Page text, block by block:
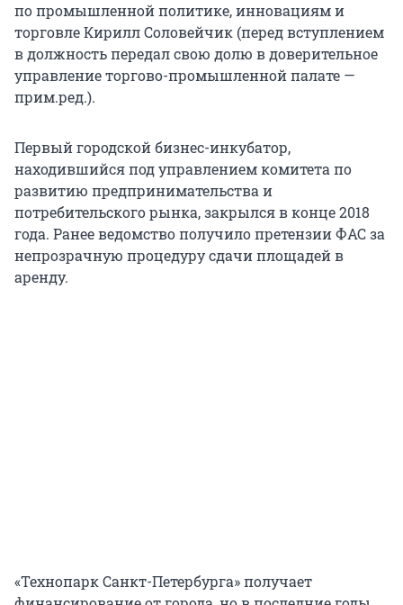
по промышленной политике, инновациям и
торговле Кирилл Соловейчик (перед вступлением
в должность передал свою долю в доверительное
управление торгово-промышленной палате —
прим.ред.).
Первый городской бизнес-инкубатор,
находившийся под управлением комитета по
развитию предпринимательства и
потребительского рынка, закрылся в конце 2018
года. Ранее ведомство получило претензии ФАС за
непрозрачную процедуру сдачи площадей в
аренду.
«Технопарк Санкт-Петербурга» получает